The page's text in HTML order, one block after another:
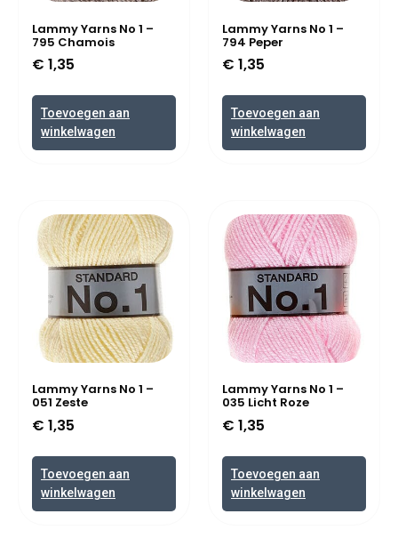
Lammy Yarns No 1 –
795 Chamois
€ 1,35
Toevoegen aan
winkelwagen
Lammy Yarns No 1 –
794 Peper
€ 1,35
Toevoegen aan
winkelwagen
Lammy Yarns No 1 –
051 Zeste
€ 1,35
Toevoegen aan
winkelwagen
Lammy Yarns No 1 –
035 Licht Roze
€ 1,35
Toevoegen aan
winkelwagen